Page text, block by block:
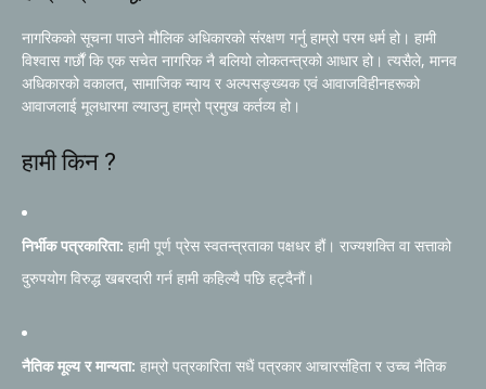
नागरिकको सूचना पाउने मौलिक अधिकारको संरक्षण गर्नु हाम्रो परम धर्म हो। हामी
विश्वास गर्छौं कि एक सचेत नागरिक नै बलियो लोकतन्त्रको आधार हो। त्यसैले, मानव
अधिकारको वकालत, सामाजिक न्याय र अल्पसङ्ख्यक एवं आवाजविहीनहरूको
आवाजलाई मूलधारमा ल्याउनु हाम्रो प्रमुख कर्तव्य हो।
हामी किन ?
निर्भीक पत्रकारिता: हामी पूर्ण प्रेस स्वतन्त्रताका पक्षधर हौं। राज्यशक्ति वा सत्ताको
दुरुपयोग विरुद्ध खबरदारी गर्न हामी कहिल्यै पछि हट्दैनौं।
नैतिक मूल्य र मान्यता: हाम्रो पत्रकारिता सधैं पत्रकार आचारसंहिता र उच्च नैतिक